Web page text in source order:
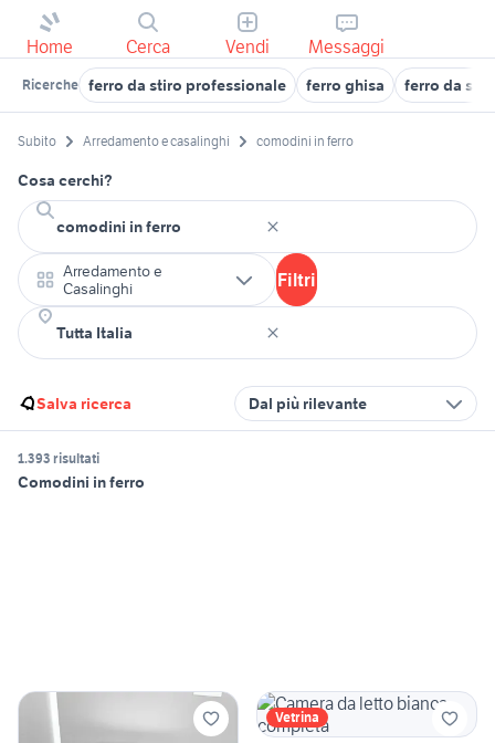
Home Cerca Vendi Messaggi
Ricerche ferro da stiro professionale ferro ghisa ferro da
Subito Arredamento e casalinghi comodini in ferro
Cosa cerchi?
Arredamento e
Casalinghi
Filtri
Salva ricerca Dal più rilevante
1.393 risultati
Comodini in ferro
Vetrina